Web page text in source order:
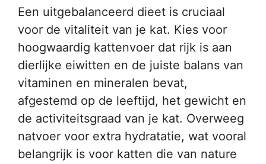
Een uitgebalanceerd dieet is cruciaal
voor de vitaliteit van je kat. Kies voor
hoogwaardig kattenvoer dat rijk is aan
dierlijke eiwitten en de juiste balans van
vitaminen en mineralen bevat,
afgestemd op de leeftijd, het gewicht en
de activiteitsgraad van je kat. Overweeg
natvoer voor extra hydratatie, wat vooral
belangrijk is voor katten die van nature